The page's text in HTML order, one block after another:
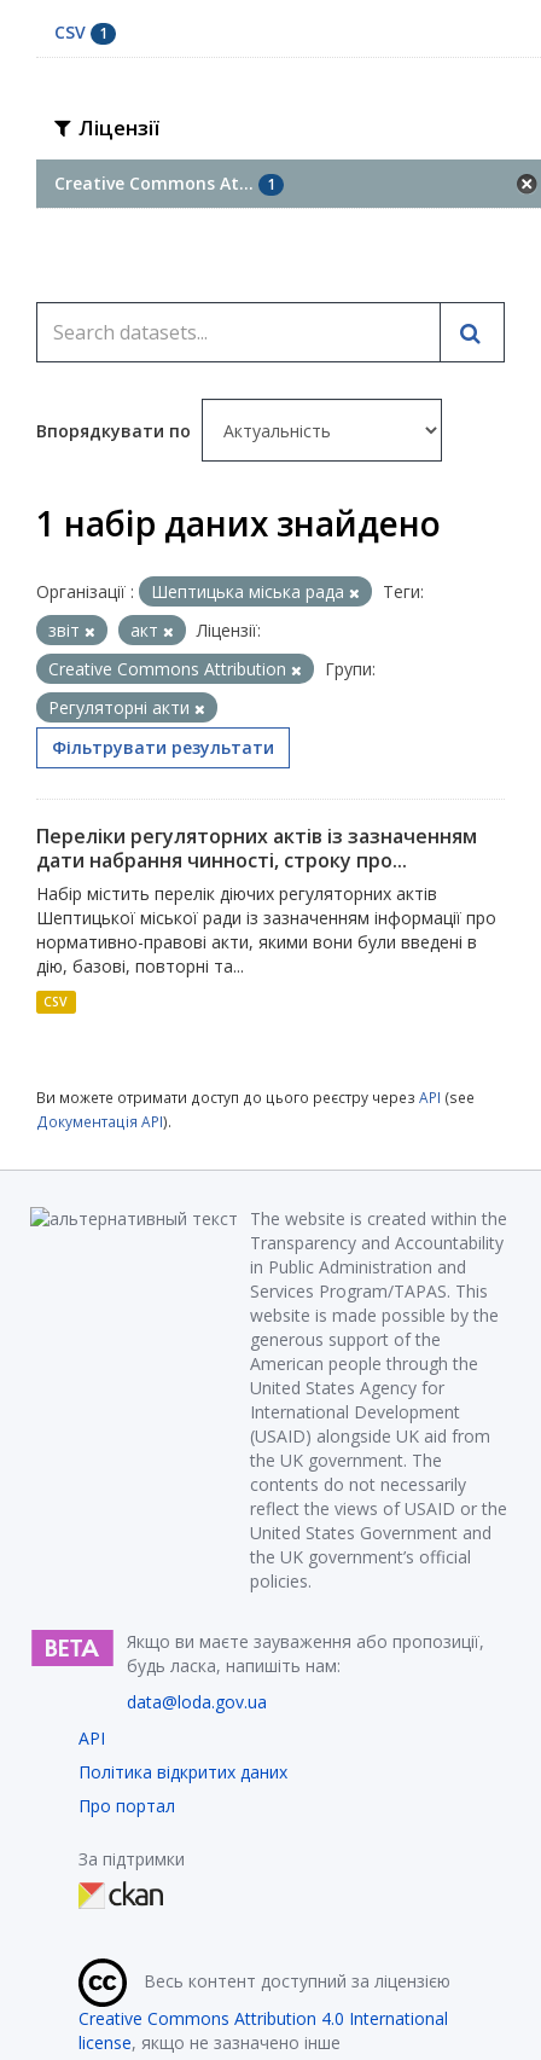
CSV 1
Ліцензії
Creative Commons At... 1
Впорядкувати по
1 набір даних знайдено
Організації : Шептицька міська рада
Теги:
звіт
акт
Ліцензії:
Creative Commons Attribution
Групи:
Регуляторні акти
Фільтрувати результати
Переліки регуляторних актів із зазначенням
дати набрання чинності, строку про...
Набір містить перелік діючих регуляторних актів
Шептицької міської ради із зазначенням інформації про
нормативно-правові акти, якими вони були введені в
дію, базові, повторні та...
CSV
Ви можете отримати доступ до цього реєстру через API (see
Документація API).
The website is created within the
Transparency and Accountability
in Public Administration and
Services Program/TAPAS. This
website is made possible by the
generous support of the
American people through the
United States Agency for
International Development
(USAID) alongside UK aid from
the UK government. The
contents do not necessarily
reflect the views of USAID or the
United States Government and
the UK government’s official
policies.
Якщо ви маєте зауваження або пропозиції,
будь ласка, напишіть нам:
data@loda.gov.ua
API
Політика відкритих даних
Про портал
За підтримки
Весь контент доступний за ліцензією
Creative Commons Attribution 4.0 International
license, якщо не зазначено інше